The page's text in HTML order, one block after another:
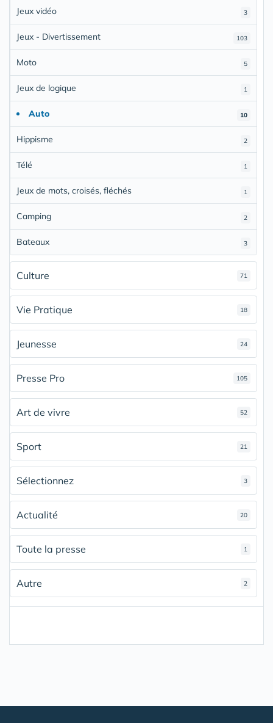
Jeux vidéo 3
Jeux - Divertissement 103
Moto 5
Jeux de logique 1
Auto 10
Hippisme 2
Télé 1
Jeux de mots, croisés, fléchés 1
Camping 2
Bateaux 3
Culture 71
Vie Pratique 18
Jeunesse 24
Presse Pro 105
Art de vivre 52
Sport 21
Sélectionnez 3
Actualité 20
Toute la presse 1
Autre 2